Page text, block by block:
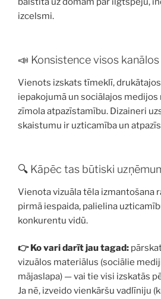
izcelsmi.
📣 Konsistence visos kanālos
Vienots izskats tīmeklī,
iepakojumā un sociālajos
zīmola atpazīstamību. Dizaineri
skaistumu ir uzticamība un
🔍 Kāpēc tas būtiski
Vienota vizuāla tēla izmantošana
pirmā iespaida, palielina
konkurentu vidū.
👉 Ko vari darīt jau tagad:
vizuālos materiālus (sociālie
mājaslapa) — vai tie visi izskatās
Ja nē, izveido vienkāršu vadlīniju